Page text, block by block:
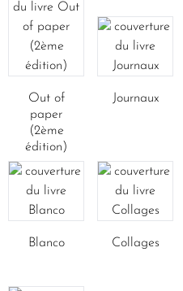
Out of
paper
(2ème
édition)
Journaux
Blanco Collages